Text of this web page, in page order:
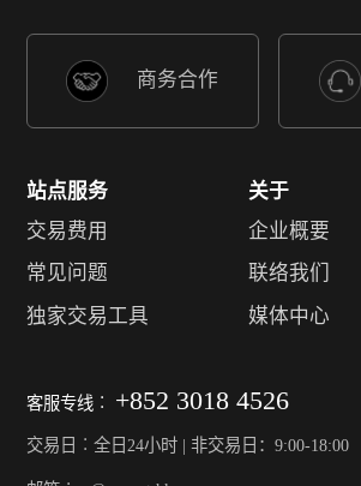
商务合作
站点服务
交易费用
常见问题
独家交易工具
关于
企业概要
联络我们
媒体中心
客服专线︰ +852 3018 4526
交易日︰全日24小时 | 非交易日：9:00-18:00